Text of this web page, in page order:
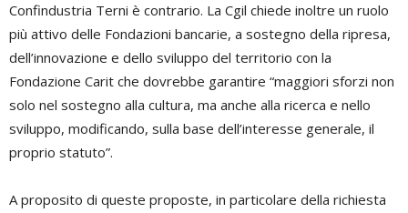
Confindustria Terni è contrario. La Cgil chiede inoltre un ruolo
più attivo delle Fondazioni bancarie, a sostegno della ripresa,
dell’innovazione e dello sviluppo del territorio con la
Fondazione Carit che dovrebbe garantire “maggiori sforzi non
solo nel sostegno alla cultura, ma anche alla ricerca e nello
sviluppo, modificando, sulla base dell’interesse generale, il
proprio statuto”.
A proposito di queste proposte, in particolare della richiesta